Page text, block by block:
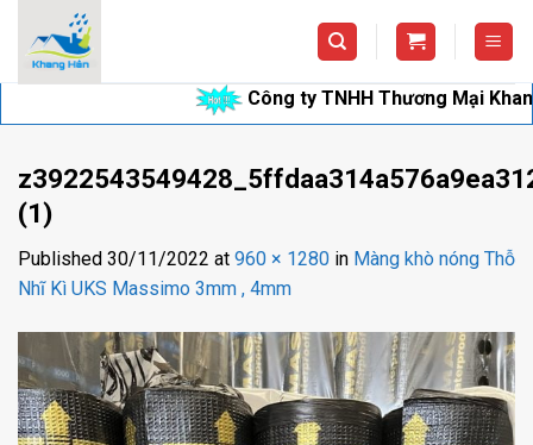
content
Công ty TNHH Thương Mại
(1)
Published 30/11/2022 at 960 × 1280 in Màng khò nóng Thỗ
Nhĩ Kì UKS Massimo 3mm , 4mm